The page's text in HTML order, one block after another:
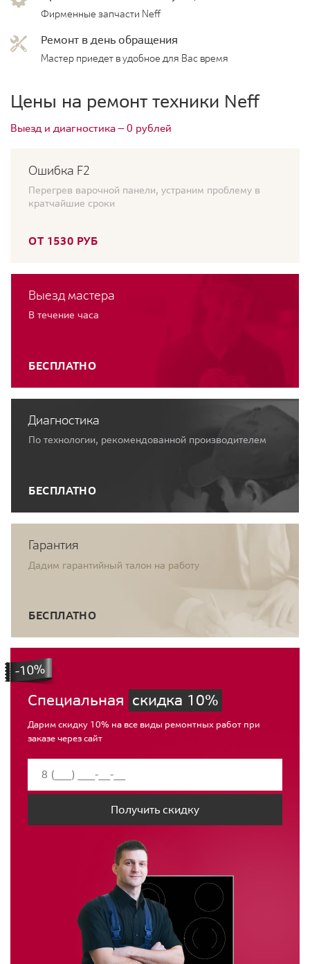
Фирменные запчасти Neff
Ремонт в день обращения
Мастер приедет в удобное для Вас время
Цены на ремонт техники Neff
Выезд и диагностика — 0 рублей
Ошибка F2
Перегрев варочной панели, устраним проблему в
кратчайшие сроки
ОТ 1530 РУБ
Выезд мастера
В течение часа
БЕСПЛАТНО
Диагностика
По технологии, рекомендованной производителем
БЕСПЛАТНО
Гарантия
Дадим гарантийный талон на работу
БЕСПЛАТНО
Специальная скидка 10%
Дарим скидку 10% на все виды ремонтных работ при
заказе через сайт
Получить скидку